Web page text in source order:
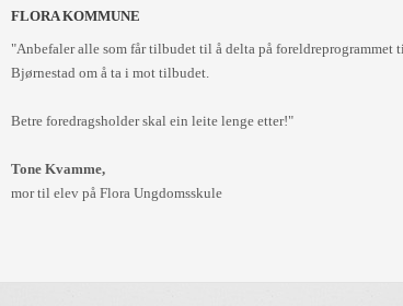
FLORA KOMMUNE
"Anbefaler alle som får tilbudet til å delta på foreldreprogrammet
Bjørnestad om å ta i mot tilbudet.
Betre foredragsholder skal ein leite lenge etter!"
Tone Kvamme,
mor til elev på Flora Ungdomsskule